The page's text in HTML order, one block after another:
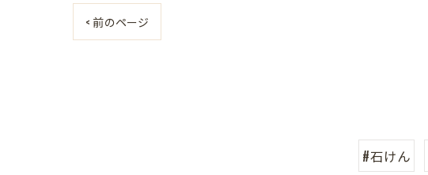
< 前のページ
#石けん